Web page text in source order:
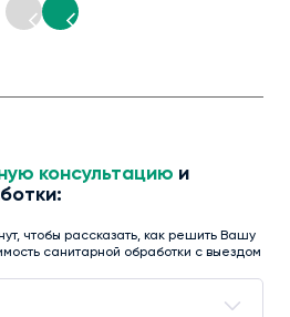
консультацию и
чтобы рассказать, как решить Вашу
санитарной обработки с выездом